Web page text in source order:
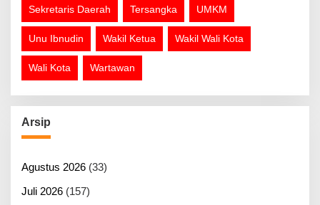
Sekretaris Daerah Tersangka UMKM
Unu Ibnudin Wakil Ketua Wakil Wali Kota
Wali Kota Wartawan
Arsip
Agustus 2026 (33)
Juli 2026 (157)